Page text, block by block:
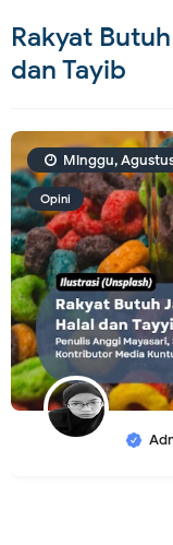
Rakyat
dan Tayib
Opini
Minggu,